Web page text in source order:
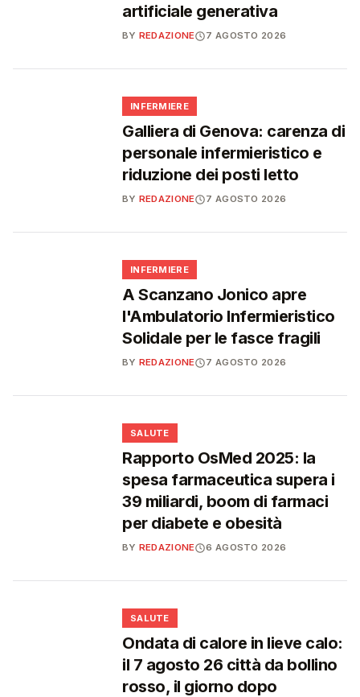
artificiale generativa
BY REDAZIONE 7 AGOSTO 2026
INFERMIERE
Galliera di Genova: carenza di
personale infermieristico e
riduzione dei posti letto
BY REDAZIONE 7 AGOSTO 2026
INFERMIERE
A Scanzano Jonico apre
l'Ambulatorio Infermieristico
Solidale per le fasce fragili
BY REDAZIONE 7 AGOSTO 2026
SALUTE
Rapporto OsMed 2025: la
spesa farmaceutica supera i
39 miliardi, boom di farmaci
per diabete e obesità
BY REDAZIONE 6 AGOSTO 2026
SALUTE
Ondata di calore in lieve calo:
il 7 agosto 26 città da bollino
rosso, il giorno dopo